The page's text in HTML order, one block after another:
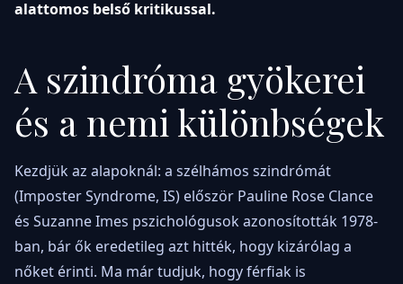
alattomos belső kritikussal.
A szindróma gyökerei
és a nemi különbségek
Kezdjük az alapoknál: a szélhámos szindrómát
(Imposter Syndrome, IS) először Pauline Rose Clance
és Suzanne Imes pszichológusok azonosították 1978-
ban, bár ők eredetileg azt hitték, hogy kizárólag a
nőket érinti. Ma már tudjuk, hogy férfiak is